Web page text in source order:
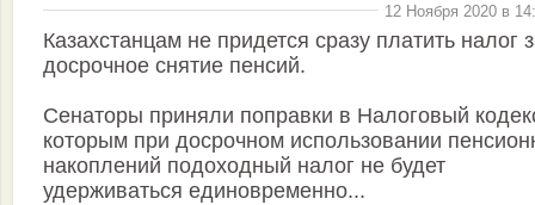
12 Ноября 2020 в
Казахстанцам не придется сразу платить налог
досрочное снятие пенсий.
Сенаторы приняли поправки в Налоговый
которым при досрочном использовании
накоплений подоходный налог не будет
удерживаться единовременно...